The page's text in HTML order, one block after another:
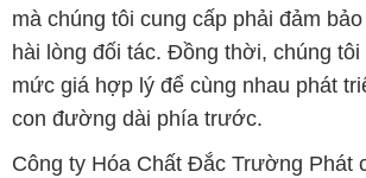
mà chúng tôi cung cấp phải đảm
hài lòng đối tác. Đồng thời, chúng
mức giá hợp lý để cùng nhau phát
con đường dài phía trước.
Công ty Hóa Chất Đắc Trường Phát